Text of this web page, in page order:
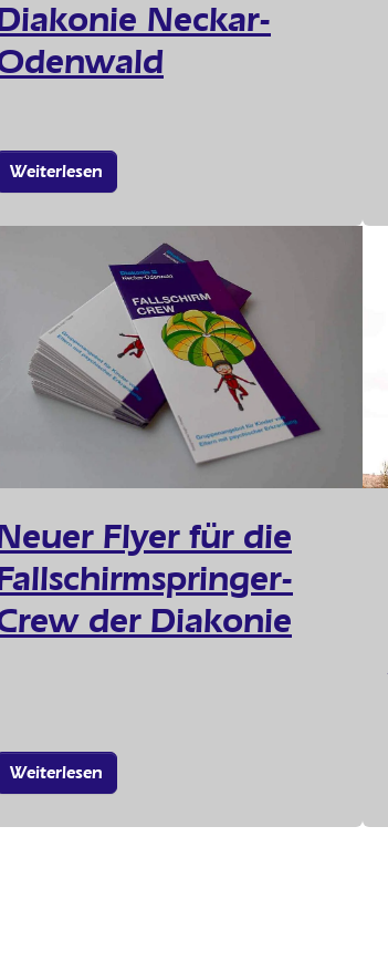
Neckar-
Weiterlesen
Flyer für die
der Diakonie
Weiterlesen